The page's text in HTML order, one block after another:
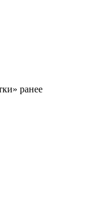
ранее